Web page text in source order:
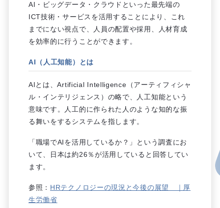
AI・ビッグデータ・クラウドといった最先端の
ICT技術・サービスを活用することにより、これ
までにない視点で、人員の配置や採用、人材育成
を効率的に行うことができます。
AI（人工知能）とは
AIとは、Artificial Intelligence（アーティフィシャ
ル・インテリジェンス）の略で、人工知能という
意味です。人工的に作られた人のような知的な振
る舞いをするシステムを指します。
「職場でAIを活用しているか？」という調査にお
いて、日本は約26％が活用していると回答してい
ます。
参照： HRテクノロジーの現況と今後の展望 ｜厚
生労働省